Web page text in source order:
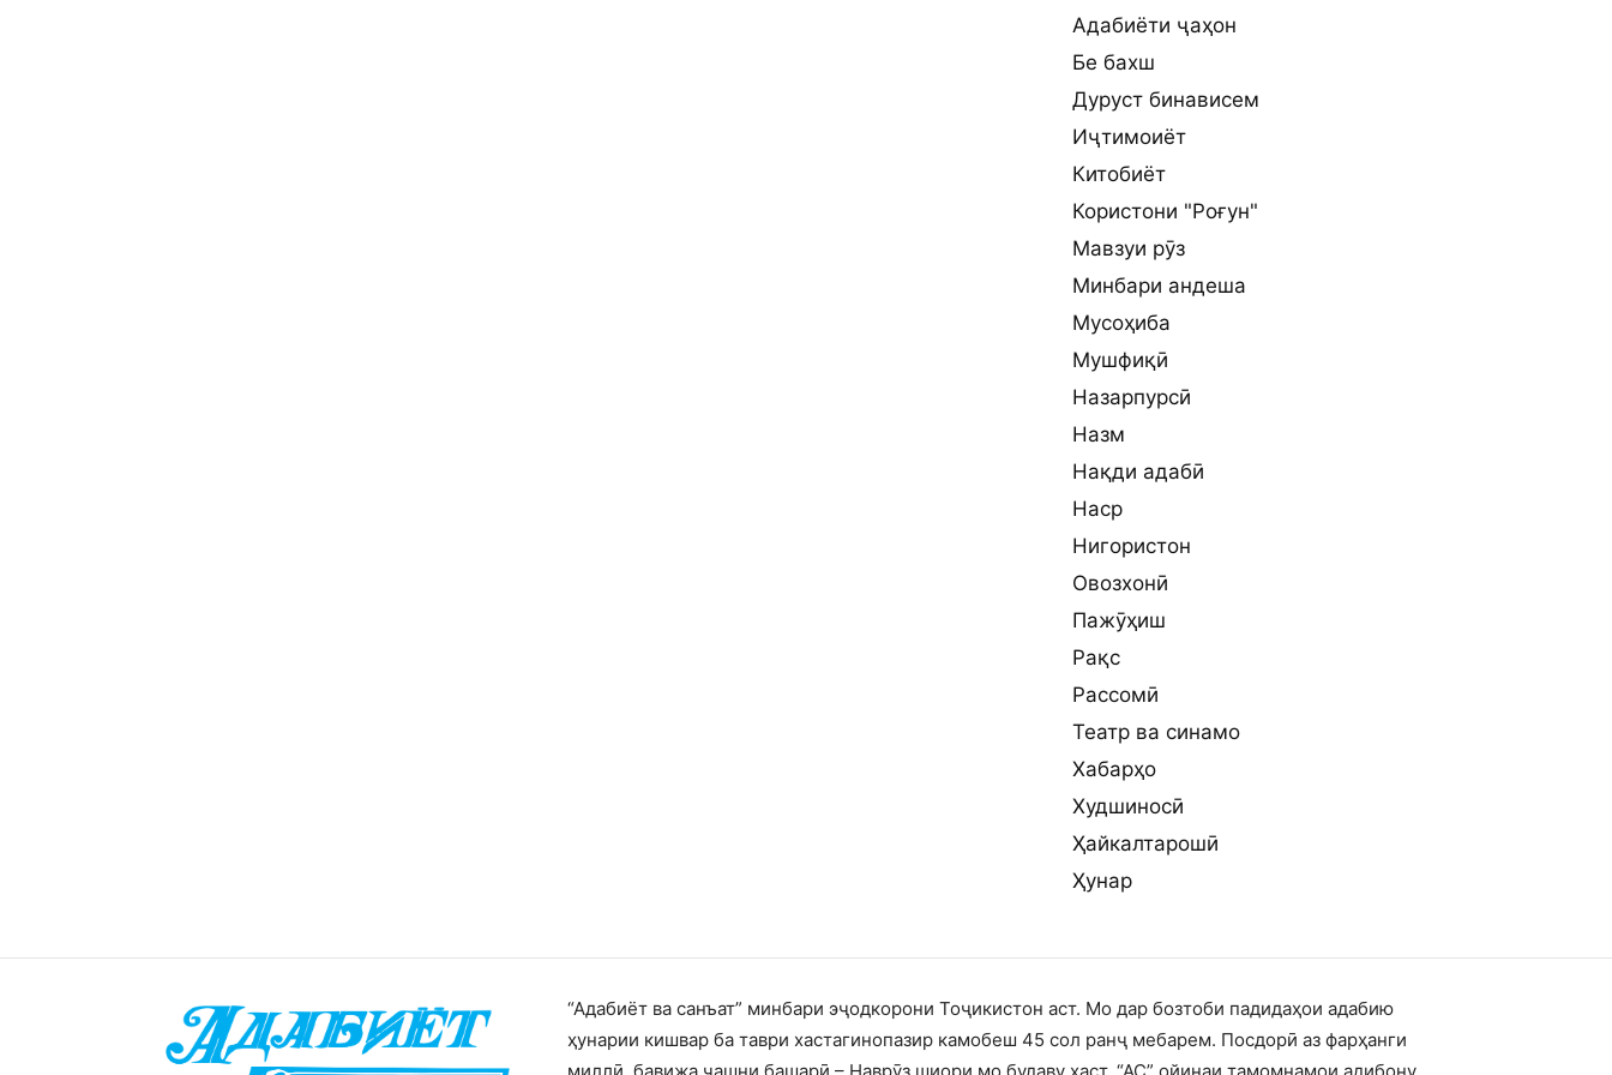
Адабиёти ҷаҳон
Бе бахш
Дуруст бинависем
Иҷтимоиёт
Китобиёт
Користони "Роғун"
Мавзуи рӯз
Минбари андеша
Мусоҳиба
Мушфиқӣ
Назарпурсӣ
Назм
Нақди адабӣ
Наср
Нигористон
Овозхонӣ
Пажӯҳиш
Рақс
Рассомӣ
Театр ва синамо
Хабарҳо
Худшиносӣ
Ҳайкалтарошӣ
Ҳунар
“Адабиёт ва санъат” минбари эҷодкорони Тоҷикистон аст. Мо дар бозтоби падидаҳои адабию
ҳунарии кишвар ба таври хастагинопазир камобеш 45 сол ранҷ мебарем. Посдорӣ аз фарҳанги